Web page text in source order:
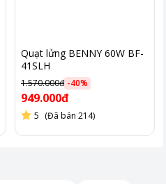
Quạt lửng BENNY 60W BF-
41SLH
1.570.000đ -40%
949.000đ
5 (Đã bán 214)